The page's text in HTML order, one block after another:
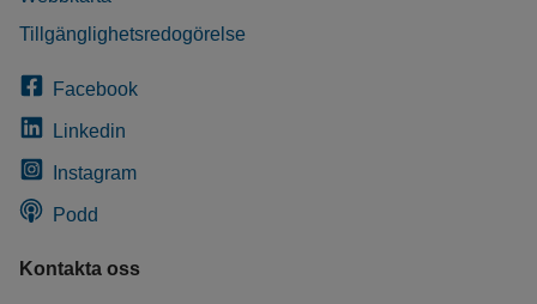
Tillgänglighetsredogörelse
Facebook
Linkedin
Instagram
Podd
Kontakta oss